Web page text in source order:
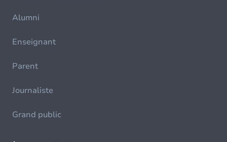
Alumni
Enseignant
Parent
Journaliste
Grand public